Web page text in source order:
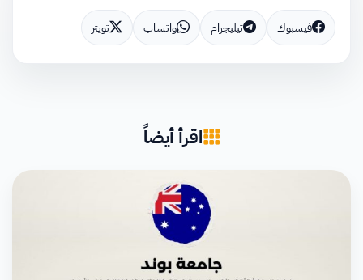
فيسبوك تيليجرام واتساب تويتر
اقرأ أيضاً